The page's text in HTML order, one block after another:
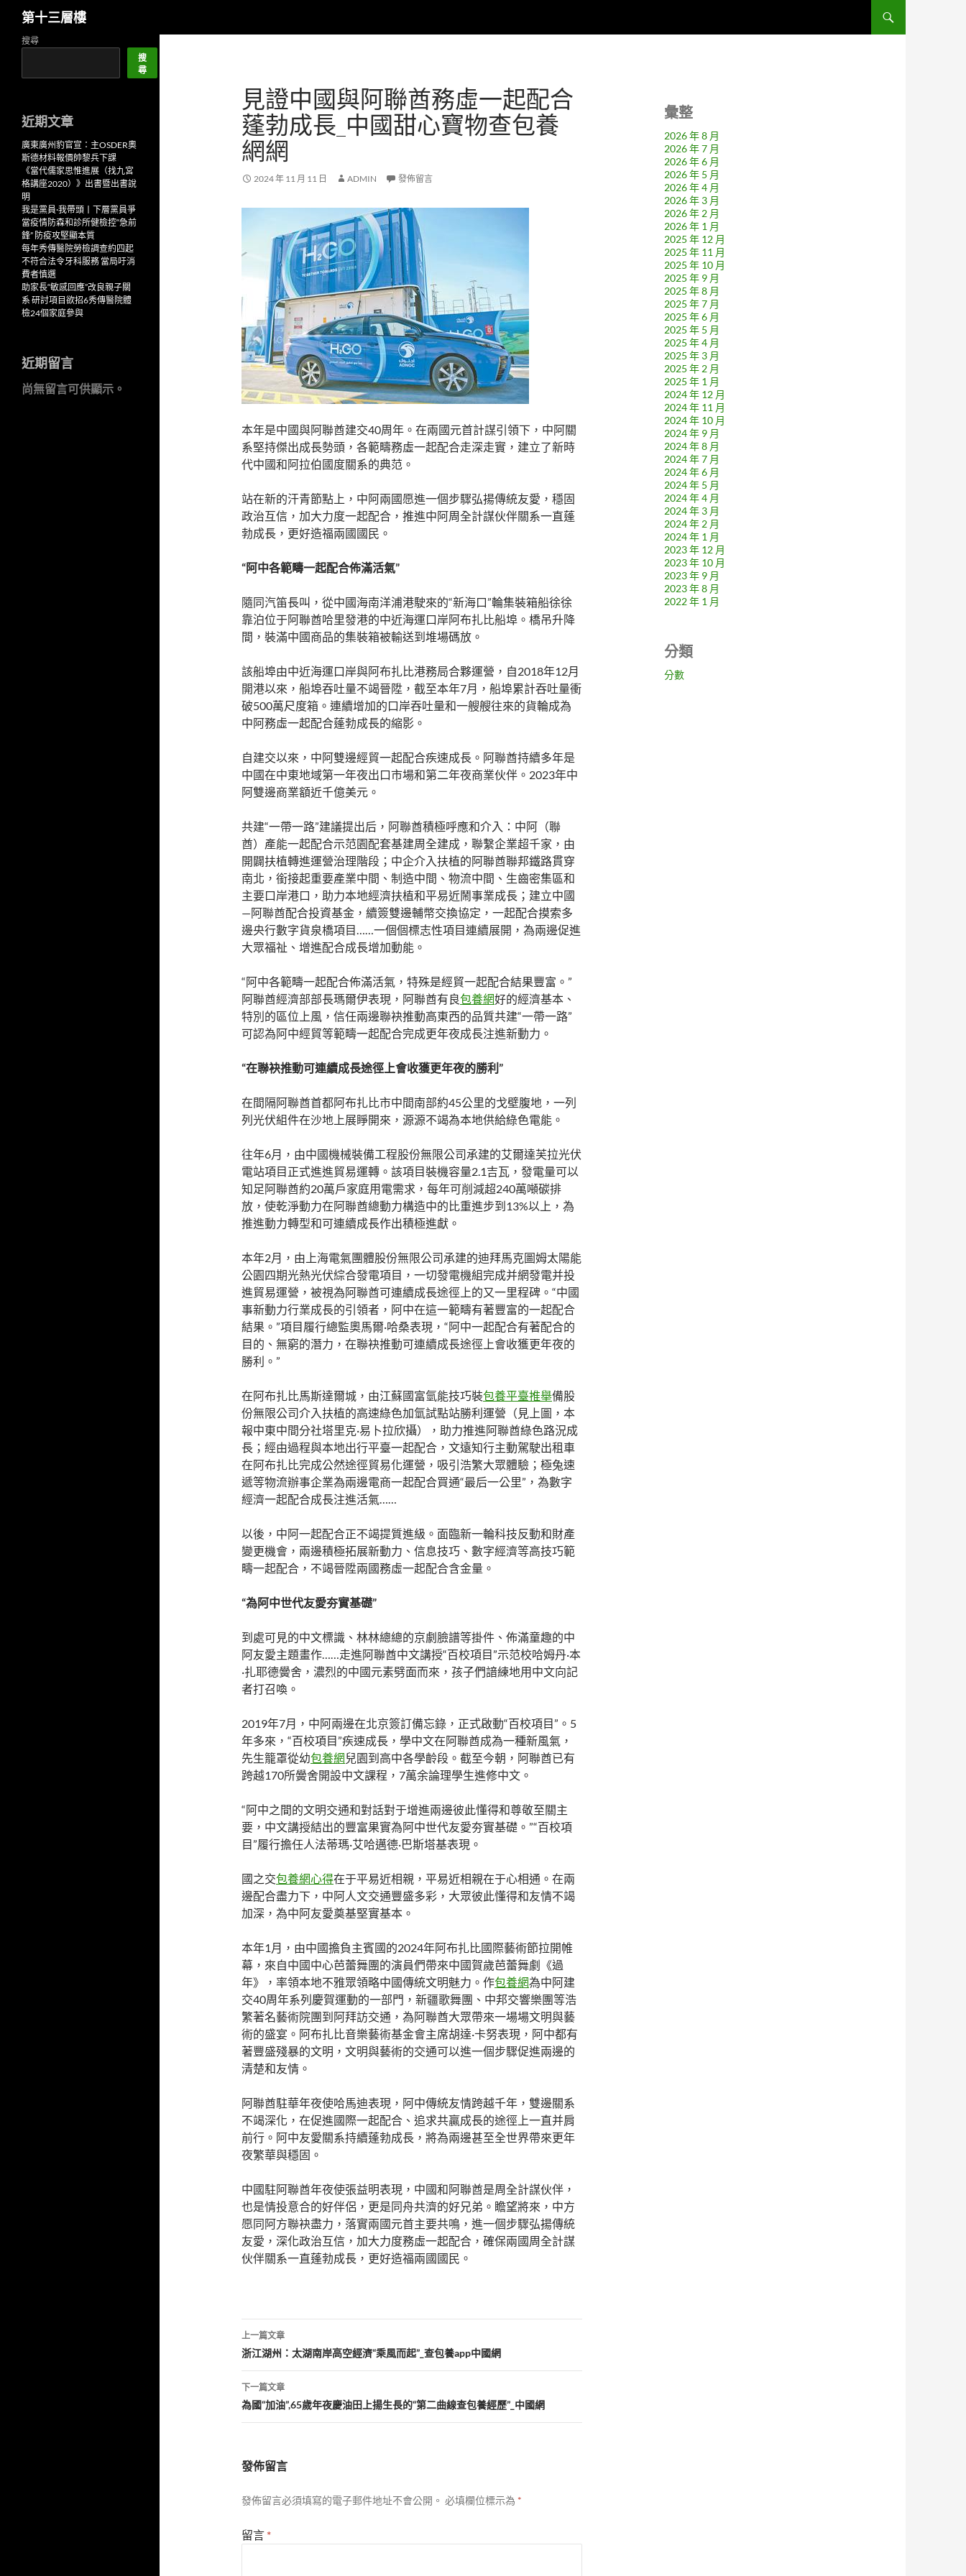
第十三層樓
見證中國與阿聯酋務虛一起配合
蓬勃成長_中國甜心寶物查包養
網網
2024 年 11 月 11 日 ADMIN 發佈留言
本年是中國與阿聯酋建交40周年。在兩國元首計謀引領下，中阿關
系堅持傑出成長勢頭，各範疇務虛一起配合走深走實，建立了新時
代中國和阿拉伯國度關系的典范。
站在新的汗青節點上，中阿兩國愿進一個步驟弘揚傳統友愛，穩固
政治互信，加大力度一起配合，推進中阿周全計謀伙伴關系一直蓬
勃成長，更好造福兩國國民。
“阿中各範疇一起配合佈滿活氣”
隨同汽笛長叫，從中國海南洋浦港駛來的“新海口”輪集裝箱船徐徐
靠泊位于阿聯酋哈里發港的中近海運口岸阿布扎比船埠。橋吊升降
間，裝滿中國商品的集裝箱被輸送到堆場碼放。
該船埠由中近海運口岸與阿布扎比港務局合夥運營，自2018年12月
開港以來，船埠吞吐量不竭晉陞，截至本年7月，船埠累計吞吐量衝
破500萬尺度箱。連續增加的口岸吞吐量和一艘艘往來的貨輪成為
中阿務虛一起配合蓬勃成長的縮影。
自建交以來，中阿雙邊經貿一起配合疾速成長。阿聯酋持續多年是
中國在中東地域第一年夜出口市場和第二年夜商業伙伴。2023年中
阿雙邊商業額近千億美元。
共建“一帶一路”建議提出后，阿聯酋積極呼應和介入：中阿（聯
酋）產能一起配合示范園配套基建周全建成，聯繫企業超千家，由
開闢扶植轉進運營治理階段；中企介入扶植的阿聯酋聯邦鐵路貫穿
南北，銜接起重要產業中間、制造中間、物流中間、生齒密集區和
主要口岸港口，助力本地經濟扶植和平易近鬧事業成長；建立中國
—阿聯酋配合投資基金，續簽雙邊輔幣交換協定，一起配合摸索多
邊央行數字貨泉橋項目……一個個標志性項目連續展開，為兩邊促進
大眾福祉、增進配合成長增加動能。
“阿中各範疇一起配合佈滿活氣，特殊是經貿一起配合結果豐富。”
阿聯酋經濟部部長瑪爾伊表現，阿聯酋有良包養網好的經濟基本、
特別的區位上風，信任兩邊聯袂推動高東西的品質共建“一帶一路”
可認為阿中經貿等範疇一起配合完成更年夜成長注進新動力。
“在聯袂推動可連續成長途徑上會收獲更年夜的勝利”
在間隔阿聯酋首都阿布扎比市中間南部約45公里的戈壁腹地，一列
列光伏組件在沙地上展睜開來，源源不竭為本地供給綠色電能。
往年6月，由中國機械裝備工程股份無限公司承建的艾爾達芙拉光伏
電站項目正式進進貿易運轉。該項目裝機容量2.1吉瓦，發電量可以
知足阿聯酋約20萬戶家庭用電需求，每年可削減超240萬噸碳排
放，使乾淨動力在阿聯酋總動力構造中的比重進步到13%以上，為
推進動力轉型和可連續成長作出積極進獻。
本年2月，由上海電氣團體股份無限公司承建的迪拜馬克圖姆太陽能
公園四期光熱光伏綜合發電項目，一切發電機組完成并網發電并投
進貿易運營，被視為阿聯酋可連續成長途徑上的又一里程碑。“中國
事新動力行業成長的引領者，阿中在這一範疇有著豐富的一起配合
結果。”項目履行總監奧馬爾·哈桑表現，“阿中一起配合有著配合的
目的、無窮的潛力，在聯袂推動可連續成長途徑上會收獲更年夜的
勝利。”
在阿布扎比馬斯達爾城，由江蘇國富氫能技巧裝包養平臺推舉備股
份無限公司介入扶植的高速綠色加氫試點站勝利運營（見上圖，本
報中東中間分社塔里克·易卜拉欣攝），助力推進阿聯酋綠色路況成
長；經由過程與本地出行平臺一起配合，文遠知行主動駕駛出租車
在阿布扎比完成公然途徑貿易化運營，吸引浩繁大眾體驗；極兔速
遞等物流辦事企業為兩邊電商一起配合買通“最后一公里”，為數字
經濟一起配合成長注進活氣……
以後，中阿一起配合正不竭提質進級。面臨新一輪科技反動和財產
變更機會，兩邊積極拓展新動力、信息技巧、數字經濟等高技巧範
疇一起配合，不竭晉陞兩國務虛一起配合含金量。
“為阿中世代友愛夯實基礎”
到處可見的中文標識、林林總總的京劇臉譜等掛件、佈滿童趣的中
阿友愛主題畫作……走進阿聯酋中文講授“百校項目”示范校哈姆丹·本
·扎耶德黌舍，濃烈的中國元素劈面而來，孩子們諳練地用中文向記
者打召喚。
2019年7月，中阿兩邊在北京簽訂備忘錄，正式啟動“百校項目”。5
年多來，“百校項目”疾速成長，學中文在阿聯酋成為一種新風氣，
先生籠罩從幼包養網兒園到高中各學齡段。截至今朝，阿聯酋已有
跨越170所黌舍開設中文課程，7萬余論理學生進修中文。
“阿中之間的文明交通和對話對于增進兩邊彼此懂得和尊敬至關主
要，中文講授結出的豐富果實為阿中世代友愛夯實基礎。”“百校項
目”履行擔任人法蒂瑪·艾哈邁德·巴斯塔基表現。
國之交包養網心得在于平易近相親，平易近相親在于心相通。在兩
邊配合盡力下，中阿人文交通豐盛多彩，大眾彼此懂得和友情不竭
加深，為中阿友愛奠基堅實基本。
本年1月，由中國擔負主賓國的2024年阿布扎比國際藝術節拉開帷
幕，來自中國中心芭蕾舞團的演員們帶來中國賀歲芭蕾舞劇《過
年》，率領本地不雅眾領略中國傳統文明魅力。作包養網為中阿建
交40周年系列慶賀運動的一部門，新疆歌舞團、中邦交響樂團等浩
繁著名藝術院團到阿拜訪交通，為阿聯酋大眾帶來一場場文明與藝
術的盛宴。阿布扎比音樂藝術基金會主席胡達·卡努表現，阿中都有
著豐盛殘暴的文明，文明與藝術的交通可以進一個步驟促進兩邊的
清楚和友情。
阿聯酋駐華年夜使哈馬迪表現，阿中傳統友情跨越千年，雙邊關系
不竭深化，在促進國際一起配合、追求共贏成長的途徑上一直并肩
前行。阿中友愛關系持續蓬勃成長，將為兩邊甚至全世界帶來更年
夜繁華與穩固。
中國駐阿聯酋年夜使張益明表現，中國和阿聯酋是周全計謀伙伴，
也是情投意合的好伴侶，更是同舟共濟的好兄弟。瞻望將來，中方
愿同阿方聯袂盡力，落實兩國元首主要共鳴，進一個步驟弘揚傳統
友愛，深化政治互信，加大力度務虛一起配合，確保兩國周全計謀
伙伴關系一直蓬勃成長，更好造福兩國國民。
文
章
導
覽
上一篇文章
浙江湖州：太湖南岸高空經濟“乘風而起”_查包養app中國網
下一篇文章
為國“加油”,65歲年夜慶油田上揚生長的“第二曲線查包養經歷”_中國網
發佈留言
發佈留言必須填寫的電子郵件地址不會公開。 必填欄位標示為 *
留言 *
彙整
2026 年 8 月
2026 年 7 月
2026 年 6 月
2026 年 5 月
2026 年 4 月
2026 年 3 月
2026 年 2 月
2026 年 1 月
2025 年 12 月
2025 年 11 月
2025 年 10 月
2025 年 9 月
2025 年 8 月
2025 年 7 月
2025 年 6 月
2025 年 5 月
2025 年 4 月
2025 年 3 月
2025 年 2 月
2025 年 1 月
2024 年 12 月
2024 年 11 月
2024 年 10 月
2024 年 9 月
2024 年 8 月
2024 年 7 月
2024 年 6 月
2024 年 5 月
2024 年 4 月
2024 年 3 月
2024 年 2 月
2024 年 1 月
2023 年 12 月
2023 年 10 月
2023 年 9 月
2023 年 8 月
2022 年 1 月
分類
分數
搜尋
搜
尋
近期文章
廣東廣州豹官宣：主OSDER奧
斯德材料報價帥黎兵下課
《當代儒家思惟進展（找九宮
格講座2020）》出書暨出書說
明
我是黨員·我帶頭丨下層黨員爭
當疫情防森和診所健檢控“急前
鋒” 防疫攻堅顯本質
每年秀傳醫院勞檢調查約四起
不符合法令牙科服務 當局吁消
費者慎選
助家長“敏感回應”改良親子關
系 研討項目欲招6秀傳醫院體
檢24個家庭參與
近期留言
尚無留言可供顯示。